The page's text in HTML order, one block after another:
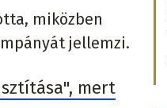
miközben
jellemzi.
mert